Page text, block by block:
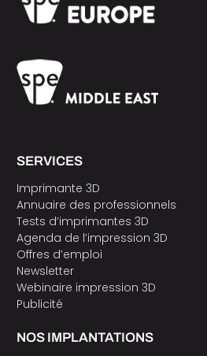
SERVICES
Imprimante 3D
Annuaire des professionnels
Tests d’imprimantes 3D
Agenda de l’impression 3D
Offres d’emploi
Newsletter
Webinaire impression 3D
Publicité
NOS IMPLANTATIONS